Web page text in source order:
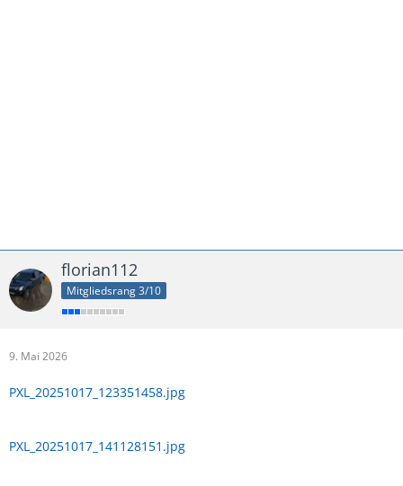
florian112
Mitgliedsrang 3/10
9. Mai 2026
PXL_20251017_123351458.jpg
PXL_20251017_141128151.jpg